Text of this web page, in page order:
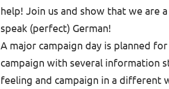
help! Join us and show that we are
speak (perfect) German!
A major campaign day is planned
campaign with several information
feeling and campaign in a different